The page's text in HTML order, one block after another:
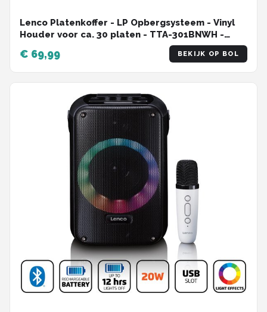
Lenco Platenkoffer - LP Opbergsysteem - Vinyl
Houder voor ca. 30 platen - TTA-301BNWH -
€ 69,99 BEKIJK OP BOL